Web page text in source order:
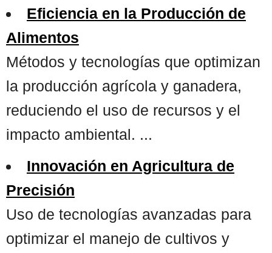
Eficiencia en la Producción de
Alimentos
Métodos y tecnologías que optimizan
la producción agrícola y ganadera,
reduciendo el uso de recursos y el
impacto ambiental. ...
Innovación en Agricultura de
Precisión
Uso de tecnologías avanzadas para
optimizar el manejo de cultivos y